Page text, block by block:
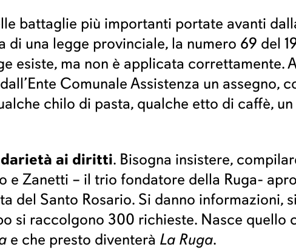
battaglie più importanti portate avanti
di una legge provinciale, la numero 69 del
esiste, ma non è applicata correttamente.
Comunale Assistenza un assegno,
chilo di pasta, qualche etto di caffè,
ai diritti. Bisogna insistere,
e Zanetti – il trio fondatore della Ruga-
del Santo Rosario. Si danno informazioni,
si raccolgono 300 richieste. Nasce quello
e che presto diventerà La Ruga.